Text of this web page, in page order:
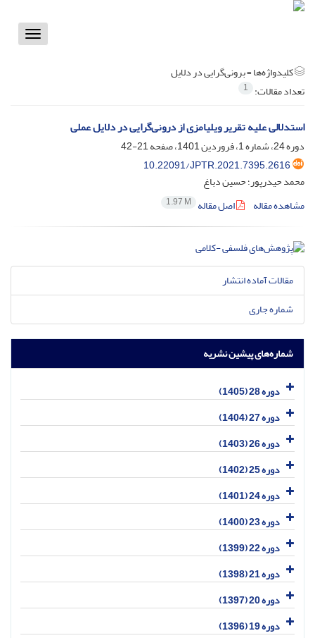
Toggle
کلیدواژه‌ها =برونی‌گرایی در دلایل
تعداد مقالات: 1
استدلالی علیه تقریر ویلیامزی از درونی‌گرایی در دلایل عملی
دوره 24، شماره 1، فروردین 1401، صفحه
21-42
10.22091/JPTR.2021.7395.2616
محمد حیدرپور؛ حسین دباغ
مشاهده مقاله
اصل مقاله 1.97 M
مقالات آماده انتشار
شماره جاری
شماره‌های پیشین نشریه
دوره 28 (1405)
دوره 27 (1404)
دوره 26 (1403)
دوره 25 (1402)
دوره 24 (1401)
دوره 23 (1400)
دوره 22 (1399)
دوره 21 (1398)
دوره 20 (1397)
دوره 19 (1396)